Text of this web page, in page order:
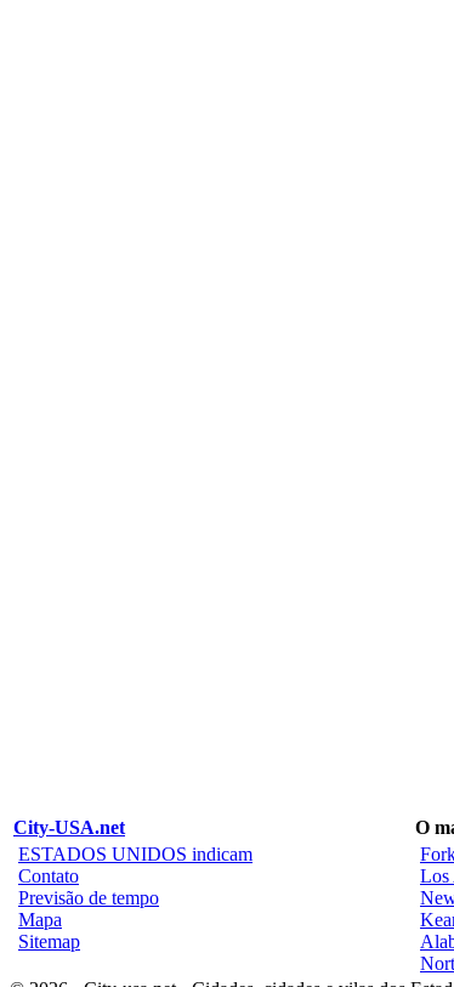
City-USA.net O
ESTADOS UNIDOS indicam
Contato
Previsão de tempo
Mapa
Sitemap
Los